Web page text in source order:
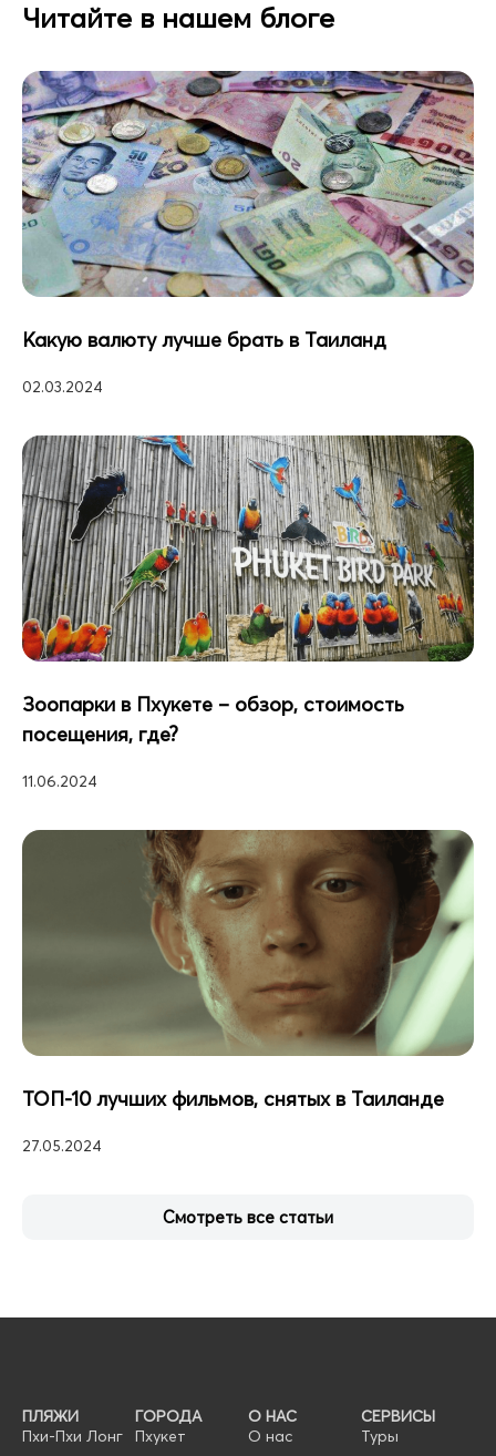
Читайте в нашем блоге
Какую валюту лучше брать в Таиланд
02.03.2024
Зоопарки в Пхукете – обзор, стоимость
посещения, где?
11.06.2024
ТОП-10 лучших фильмов, снятых в Таиланде
27.05.2024
Смотреть все статьи
ПЛЯЖИ
Пхи-Пхи Лонг
ГОРОДА
Пхукет
О НАС
О нас
СЕРВИСЫ
Туры